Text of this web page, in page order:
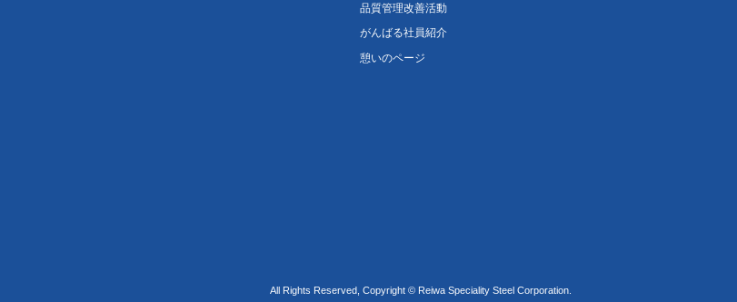
品質管理改善活動
がんばる社員紹介
憩いのページ
All Rights Reserved, Copyright © Reiwa Speciality Steel Corporation.